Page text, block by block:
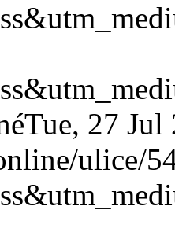
Tue, 27 Jul
ulice/